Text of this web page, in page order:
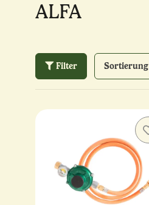
ALFA
Filter Sortierung